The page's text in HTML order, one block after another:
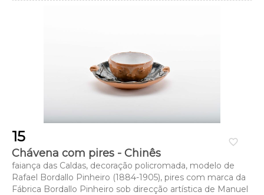
favorite_border
15
Chávena com pires - Chinês
faiança das Caldas, decoração policromada, modelo de
Rafael Bordallo Pinheiro (1884-1905), pires com marca da
Fábrica Bordallo Pinheiro sob direcção artística de Manuel